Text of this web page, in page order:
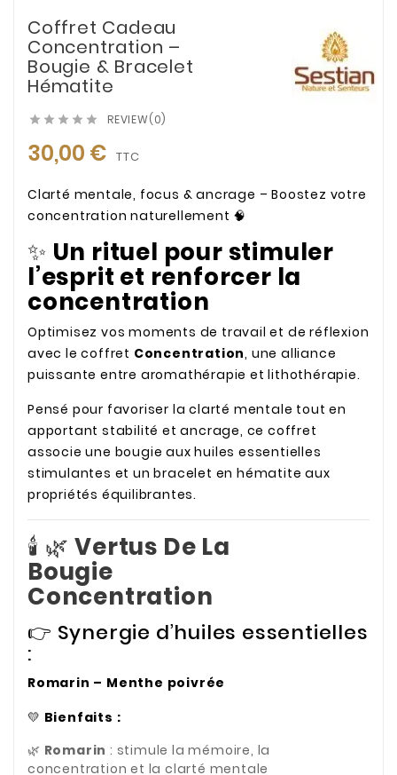
Coffret Cadeau
Concentration –
Bougie & Bracelet
Hématite
     REVIEW(0)
30,00 € TTC
Clarté mentale, focus & ancrage – Boostez votre
concentration naturellement 🧠
✨ Un rituel pour stimuler
l’esprit et renforcer la
concentration
Optimisez vos moments de travail et de réflexion
avec le coffret Concentration, une alliance
puissante entre aromathérapie et lithothérapie.
Pensé pour favoriser la clarté mentale tout en
apportant stabilité et ancrage, ce coffret
associe une bougie aux huiles essentielles
stimulantes et un bracelet en hématite aux
propriétés équilibrantes.
🕯️ 🌿Vertus De La
Bougie
Concentration
👉 Synergie d’huiles essentielles
:
Romarin – Menthe poivrée
💛 Bienfaits :
🌿 Romarin : stimule la mémoire, la
concentration et la clarté mentale